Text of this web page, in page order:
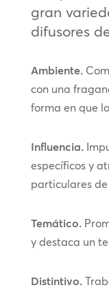
gran
difusores
Ambiente.
con una
forma en que
Influencia.
específicos y
particulares
Temático.
y destaca un
Distintivo.